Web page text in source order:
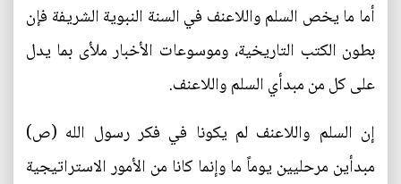
أما ما يخص السلم واللاعنف في السنة النبوية الشريفة فإن
بطون الكتب التاريخية، وموسوعات الأخبار ملأى بما يدل
على كل من مبدأي السلم واللاعنف.
إن السلم واللاعنف لم يكونا في فكر رسول الله (ص)
مبدأين مرحليين يوماً ما وإنما كانا من الأمور الاستراتيجية